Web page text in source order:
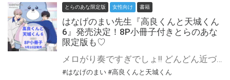
とらのあな限定版 女性向け 書籍
はなげのまい先生『高良くんと天城くん
6』発売決定！8P小冊子付きとらのあな
限定版も♡
メロがり奏ですぎでしょ!! どんどん近づく２人の距離に大興奮！ 描き下ろし20P超、『高良くんと天城くん』６巻発売です！ はなげのまい先生新刊『高良くんと天城くん 6』が9月18日発売♥ とらのあなでは刊行を記念して描き下ろし8P小冊子付きとらのあな限定版を発売致します！ 池袋店・通販にて予約開始！とらのあな限定版は数量限定生産となりますので、お早めにご予約下さい！
#はなげのまい #高良くんと天城くん